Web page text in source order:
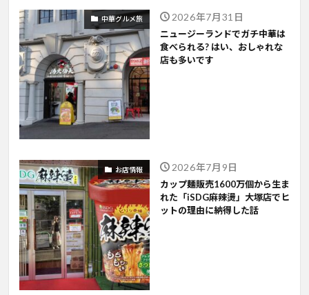
中華グルメ旅 2026年7月31日
ニュージーランドでガチ中華は
食べられる? はい、おしゃれな
店も多いです
お店情報 2026年7月9日
カップ麺販売1600万個から生ま
れた「iSDG麻辣燙」大塚店でヒ
ットの理由に納得した話